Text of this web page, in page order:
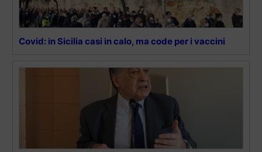
Covid: in Sicilia casi in calo, ma code per i vaccini